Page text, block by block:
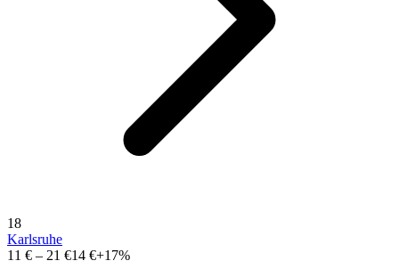
18
Karlsruhe
11 € – 21 €14 €+17%